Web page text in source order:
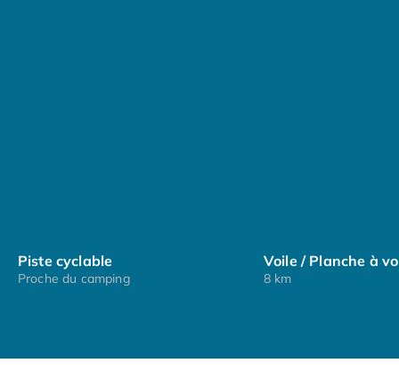
Piste cyclable
Proche du camping
Voile / Planche à
8 km